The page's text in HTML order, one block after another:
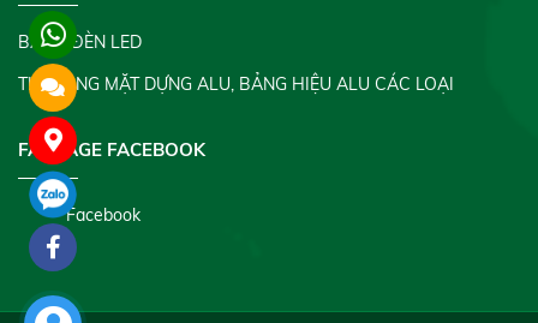
BẢNG ĐÈN LED
THI CÔNG MẶT DỰNG ALU, BẢNG HIỆU ALU CÁC LOẠI
FANPAGE FACEBOOK
Facebook